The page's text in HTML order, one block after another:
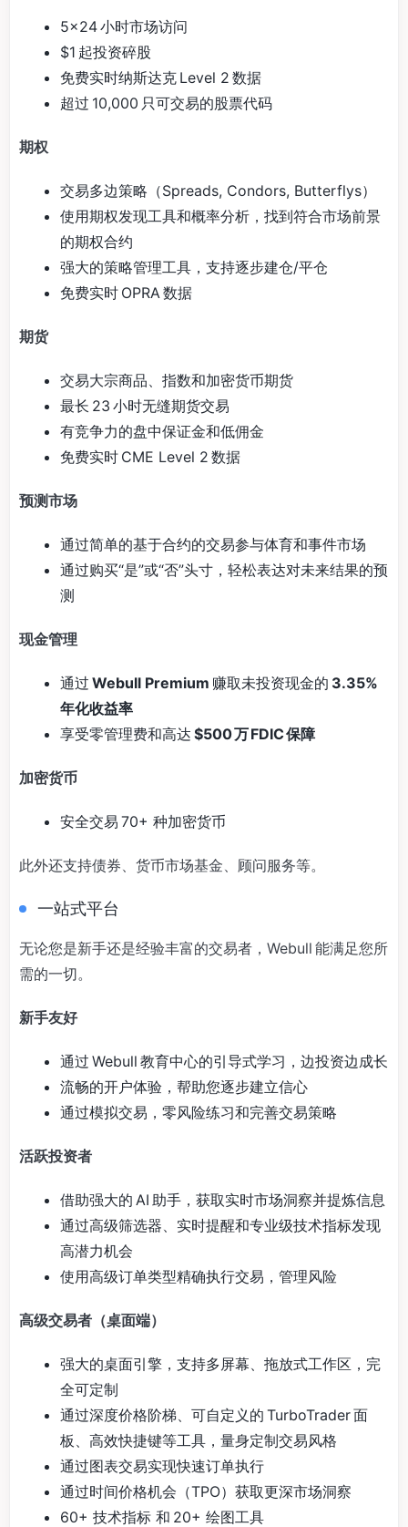
5×24 小时市场访问
$1 起投资碎股
免费实时纳斯达克 Level 2 数据
超过 10,000 只可交易的股票代码
期权
交易多边策略（Spreads, Condors, Butterflys）
使用期权发现工具和概率分析，找到符合市场前景
的期权合约
强大的策略管理工具，支持逐步建仓/平仓
免费实时 OPRA 数据
期货
交易大宗商品、指数和加密货币期货
最长 23 小时无缝期货交易
有竞争力的盘中保证金和低佣金
免费实时 CME Level 2 数据
预测市场
通过简单的基于合约的交易参与体育和事件市场
通过购买“是”或“否”头寸，轻松表达对未来结果的预
测
现金管理
通过 Webull Premium 赚取未投资现金的 3.35%
年化收益率
享受零管理费和高达 $500 万 FDIC 保障
加密货币
安全交易 70+ 种加密货币
此外还支持债券、货币市场基金、顾问服务等。
一站式平台
无论您是新手还是经验丰富的交易者，Webull 能满足您所
需的一切。
新手友好
通过 Webull 教育中心的引导式学习，边投资边成长
流畅的开户体验，帮助您逐步建立信心
通过模拟交易，零风险练习和完善交易策略
活跃投资者
借助强大的 AI 助手，获取实时市场洞察并提炼信息
通过高级筛选器、实时提醒和专业级技术指标发现
高潜力机会
使用高级订单类型精确执行交易，管理风险
高级交易者（桌面端）
强大的桌面引擎，支持多屏幕、拖放式工作区，完
全可定制
通过深度价格阶梯、可自定义的 TurboTrader 面
板、高效快捷键等工具，量身定制交易风格
通过图表交易实现快速订单执行
通过时间价格机会（TPO）获取更深市场洞察
60+ 技术指标 和 20+ 绘图工具